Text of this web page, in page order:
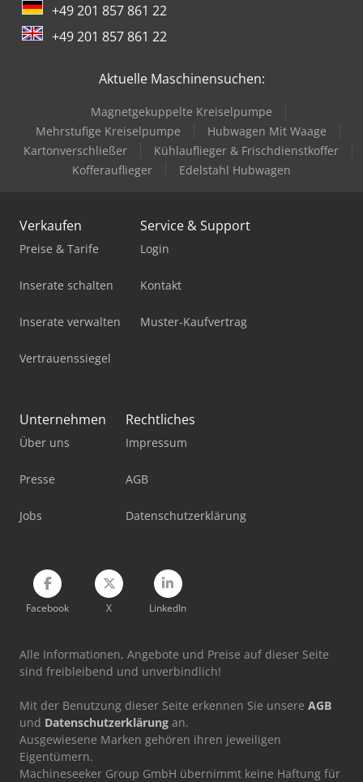
Felder 5 Fach Kombimaschine
Feuerwehr
Gabelstapler Diesel
Gabelstapler Elektro
Gfk Tank
Hubwagen Manuell
Lkw Kipper
Mercdes 1113
Mobiles Sägewerk
Tandem Anhänger
Tec Freetec
Werkstatt-Auflösung
Werkstattpresse 100 T
+49 201 857 861 22
+49 201 857 861 22
Aktuelle Maschinensuchen:
Magnetgekuppelte Kreiselpumpe
Mehrstufige Kreiselpumpe
Hubwagen Mit Waage
Kartonverschließer
Kühlauflieger & Frischdienstkoffer
Kofferauflieger
Edelstahl Hubwagen
Verkaufen
Preise & Tarife
Inserate schalten
Inserate verwalten
Vertrauenssiegel
Service & Support
Login
Kontakt
Muster-Kaufvertrag
Unternehmen
Über uns
Presse
Jobs
Rechtliches
Impressum
AGB
Datenschutzerklärung
Facebook X LinkedIn
Alle Informationen, Angebote und Preise auf dieser Seite
sind freibleibend und unverbindlich!
Mit der Benutzung dieser Seite erkennen Sie unsere AGB
und Datenschutzerklärung an.
Ausgewiesene Marken gehören ihren jeweiligen
Eigentümern.
Machineseeker Group GmbH übernimmt keine Haftung für